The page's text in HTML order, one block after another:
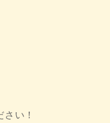
い！